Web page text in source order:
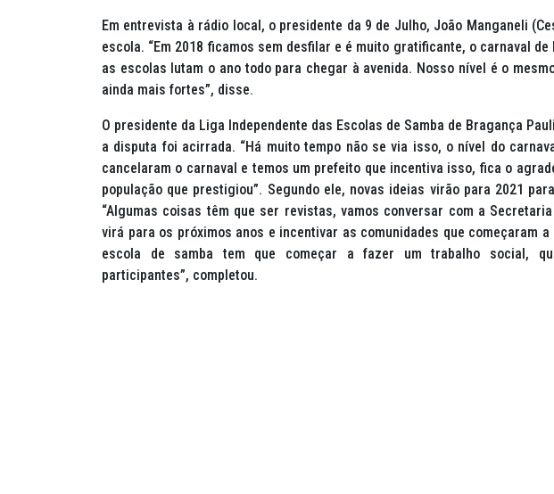
Em entrevista à rádio local, o presidente da 9 de Julho, João Manganeli
escola. “Em 2018 ficamos sem desfilar e é muito gratificante, o carnaval
as escolas lutam o ano todo para chegar à avenida. Nosso nível é o
ainda mais fortes”, disse.
O presidente da Liga Independente das Escolas de Samba de Bragança
a disputa foi acirrada. “Há muito tempo não se via isso, o nível do
cancelaram o carnaval e temos um prefeito que incentiva isso, fica o
população que prestigiou”. Segundo ele, novas ideias virão para 2021
“Algumas coisas têm que ser revistas, vamos conversar com a
virá para os próximos anos e incentivar as comunidades que começaram
escola de samba tem que começar a fazer um trabalho social,
participantes”, completou.